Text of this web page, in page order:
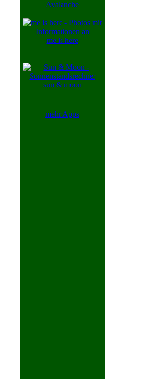
Avalanche
me is here
sun & moon
mehr Apps